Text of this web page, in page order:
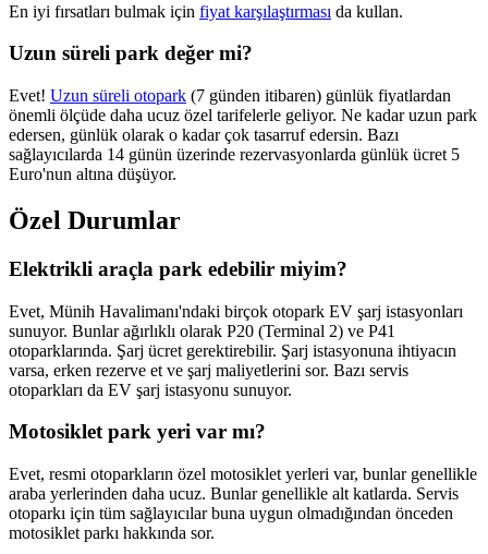
En iyi fırsatları bulmak için fiyat karşılaştırması da kullan.
Uzun süreli park değer mi?
Evet! Uzun süreli otopark (7 günden itibaren) günlük fiyatlardan
önemli ölçüde daha ucuz özel tarifelerle geliyor. Ne kadar uzun park
edersen, günlük olarak o kadar çok tasarruf edersin. Bazı
sağlayıcılarda 14 günün üzerinde rezervasyonlarda günlük ücret 5
Euro'nun altına düşüyor.
Özel Durumlar
Elektrikli araçla park edebilir miyim?
Evet, Münih Havalimanı'ndaki birçok otopark EV şarj istasyonları
sunuyor. Bunlar ağırlıklı olarak P20 (Terminal 2) ve P41
otoparklarında. Şarj ücret gerektirebilir. Şarj istasyonuna ihtiyacın
varsa, erken rezerve et ve şarj maliyetlerini sor. Bazı servis
otoparkları da EV şarj istasyonu sunuyor.
Motosiklet park yeri var mı?
Evet, resmi otoparkların özel motosiklet yerleri var, bunlar genellikle
araba yerlerinden daha ucuz. Bunlar genellikle alt katlarda. Servis
otoparkı için tüm sağlayıcılar buna uygun olmadığından önceden
motosiklet parkı hakkında sor.